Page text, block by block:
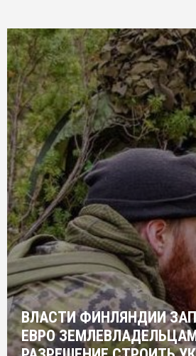
ВЛАСТИ ФИНЛЯНДИИ
ЕВРО